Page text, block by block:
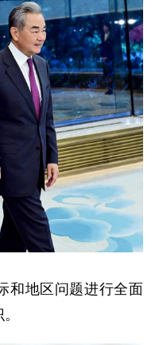
和地区问题进行全面